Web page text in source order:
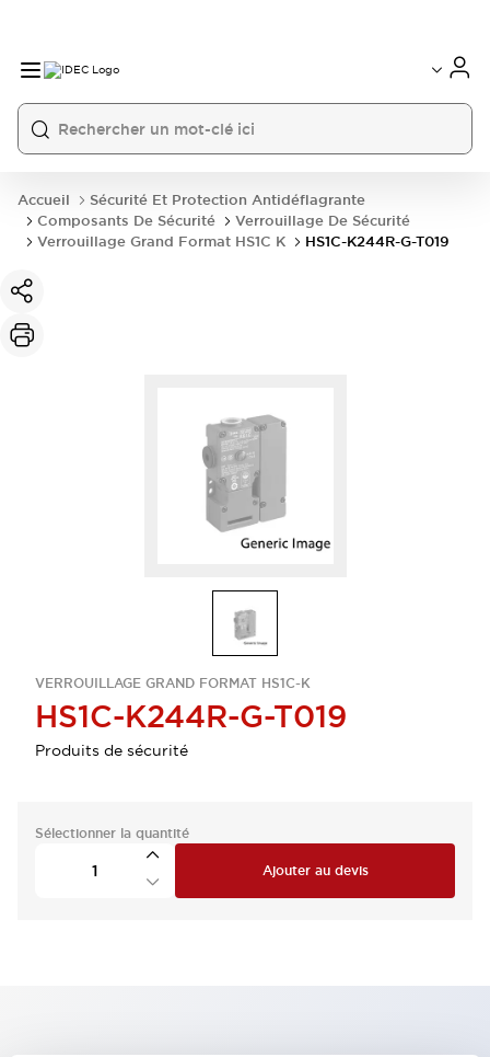
Accueil
Sécurité Et Protection Antidéflagrante
Composants De Sécurité
Verrouillage De Sécurité
Verrouillage Grand Format HS1C K
HS1C-K244R-G-T019
VERROUILLAGE GRAND FORMAT HS1C-K
HS1C-K244R-G-T019
Produits de sécurité
Sélectionner la quantité
Ajouter au devis